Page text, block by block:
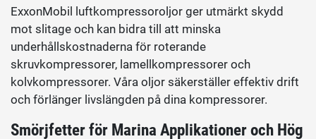
ExxonMobil luftkompressoroljor ger utmärkt skydd
mot slitage och kan bidra till att minska
underhållskostnaderna för roterande
skruvkompressorer, lamellkompressorer och
kolvkompressorer. Våra oljor säkerställer effektiv drift
och förlänger livslängden på dina kompressorer.
Smörjfetter för Marina Applikationer och Hög